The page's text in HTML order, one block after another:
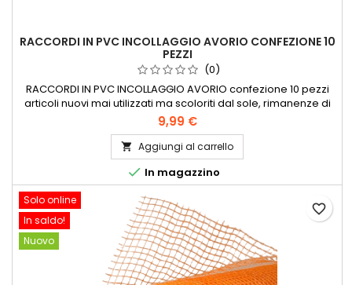
RACCORDI IN PVC INCOLLAGGIO AVORIO CONFEZIONE 10
PEZZI
(0)
RACCORDI IN PVC INCOLLAGGIO AVORIO confezione 10 pezzi
articoli nuovi mai utilizzati ma scoloriti dal sole, rimanenze di
magazzino diametri vari dal 32 al 250
9,99 €
 Aggiungi al carrello
 In magazzino
Solo online
In saldo!
Nuovo
favorite_border